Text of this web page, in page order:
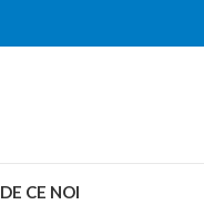
DE CE NOI